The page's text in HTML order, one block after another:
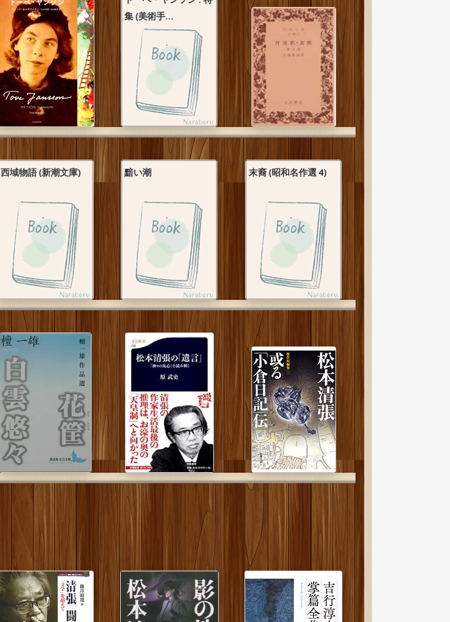
集 (美術手...
西域物語 (新潮文庫) 黯い潮 末裔 (昭和名作選 4)